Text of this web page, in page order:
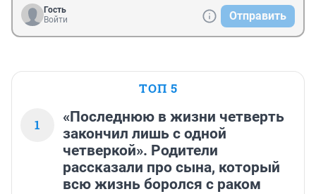
Гость
Войти
Отправить
ТОП 5
1
«Последнюю в жизни четверть
закончил лишь с одной
четверкой». Родители
рассказали про сына, который
всю жизнь боролся с раком